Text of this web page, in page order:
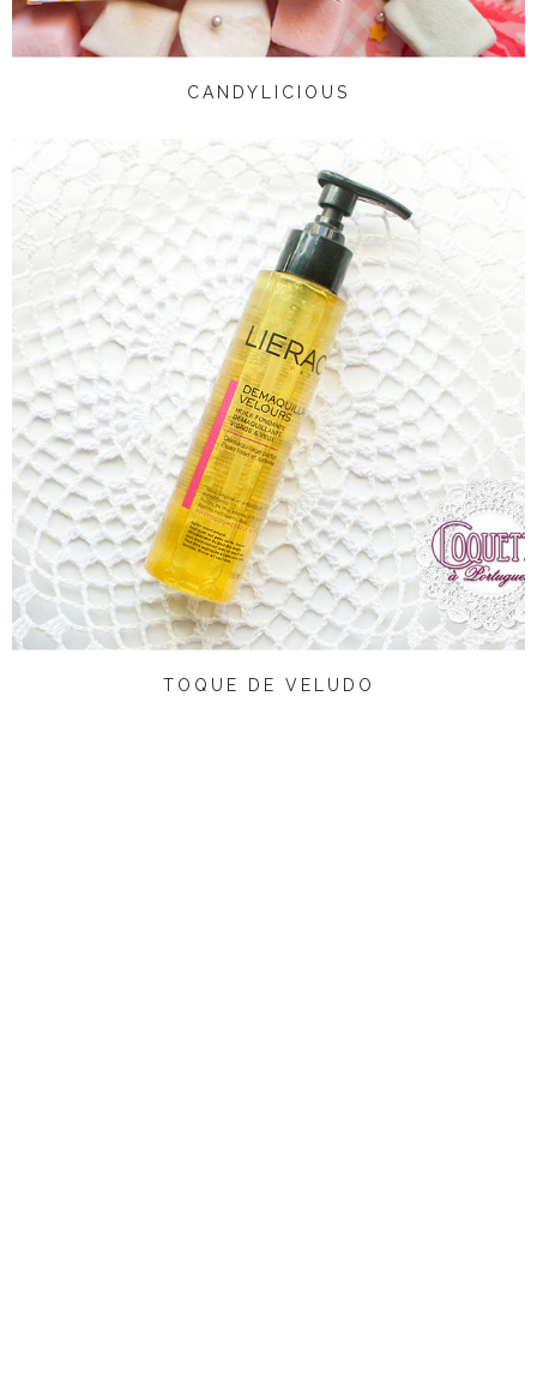
CANDYLICIOUS
TOQUE DE VELUDO